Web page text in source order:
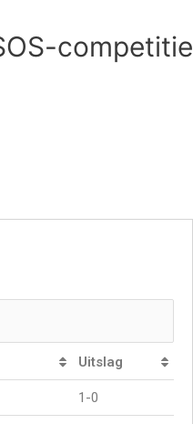
competitie
Uitslag
1-0